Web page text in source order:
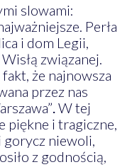
slowami:
Perła
i dom Legii,
związanej.
że najnowsza
przez nas
.W tej
piękne i tragiczne,
gorycz niewoli,
z godnością,